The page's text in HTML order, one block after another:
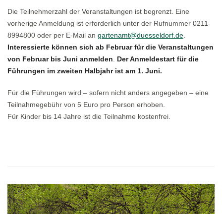
Die Teilnehmerzahl der Veranstaltungen ist begrenzt. Eine
vorherige Anmeldung ist erforderlich unter der Rufnummer 0211-
8994800 oder per E-Mail an gartenamt@duesseldorf.de
Interessierte können sich ab Februar für die Veranstaltungen
von Februar bis Juni anmelden
Der Anmeldestart für die
Führungen im zweiten Halbjahr ist am 1. Juni.
Für die Führungen wird – sofern nicht anders angegeben – eine
Teilnahmegebühr von 5 Euro pro Person erhoben.
Für Kinder bis 14 Jahre ist die Teilnahme kostenfrei.